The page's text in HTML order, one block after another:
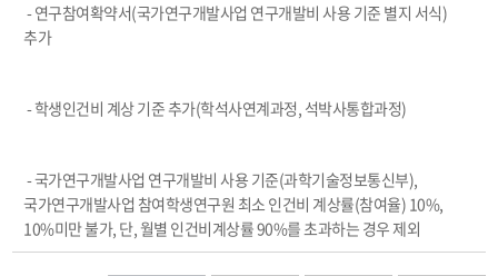
- 연구참여확약서(국가연구개발사업 연구개발비 사용 기준 별지 서식)
추가
- 학생인건비 계상 기준 추가(학석사연계과정, 석박사통합과정)
- 국가연구개발사업 연구개발비 사용 기준(과학기술정보통신부),
국가연구개발사업 참여학생연구원 최소 인건비 계상률(참여율) 10%,
10%미만 불가, 단, 월별 인건비계상률 90%를 초과하는 경우 제외